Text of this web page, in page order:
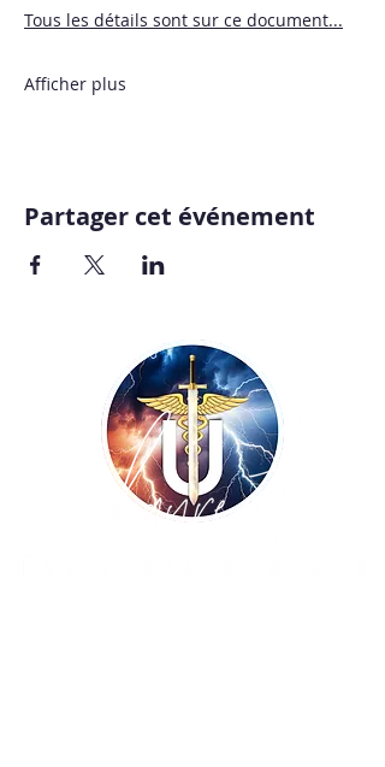
Tous les détails sont sur ce document...
Afficher plus
Partager cet événement